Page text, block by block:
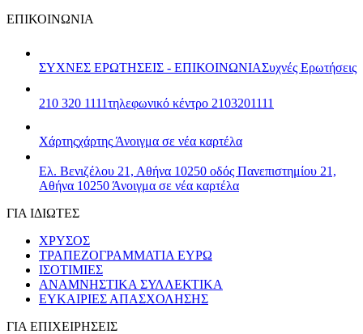
ΕΠΙΚΟΙΝΩΝΙΑ
ΣΥΧΝΕΣ ΕΡΩΤΗΣΕΙΣ - ΕΠΙΚΟΙΝΩΝΙΑΣυχνές Ερωτήσεις
210 320 1111τηλεφωνικό κέντρο 2103201111
Χάρτηςχάρτης Άνοιγμα σε νέα καρτέλα
Ελ. Βενιζέλου 21, Αθήνα 10250 οδός Πανεπιστημίου 21,
Αθήνα 10250 Άνοιγμα σε νέα καρτέλα
ΓΙΑ ΙΔΙΩΤΕΣ
ΧΡΥΣΟΣ
ΤΡΑΠΕΖΟΓΡΑΜΜΑΤΙΑ ΕΥΡΩ
ΙΣΟΤΙΜΙΕΣ
ΑΝΑΜΝΗΣΤΙΚΑ ΣΥΛΛΕΚΤΙΚΑ
ΕΥΚΑΙΡΙΕΣ ΑΠΑΣΧΟΛΗΣΗΣ
ΓΙΑ ΕΠΙΧΕΙΡΗΣΕΙΣ